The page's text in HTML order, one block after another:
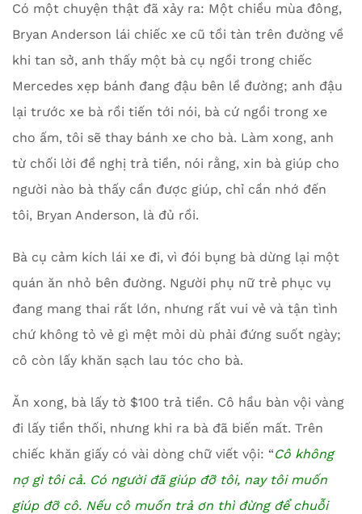
Có một chuyện thật đã xảy ra: Một chiều mùa đông,
Bryan Anderson lái chiếc xe cũ tồi tàn trên đường về
khi tan sở, anh thấy một bà cụ ngồi trong chiếc
Mercedes xẹp bánh đang đậu bên lề đường; anh đậu
lại trước xe bà rồi tiến tới nói, bà cứ ngồi trong xe
cho ấm, tôi sẽ thay bánh xe cho bà. Làm xong, anh
từ chối lời đề nghị trả tiền, nói rằng, xin bà giúp cho
người nào bà thấy cần được giúp, chỉ cần nhớ đến
tôi, Bryan Anderson, là đủ rồi.
Bà cụ cảm kích lái xe đi, vì đói bụng bà dừng lại một
quán ăn nhỏ bên đường. Người phụ nữ trẻ phục vụ
đang mang thai rất lớn, nhưng rất vui vẻ và tận tình
chứ không tỏ vẻ gì mệt mỏi dù phải đứng suốt ngày;
cô còn lấy khăn sạch lau tóc cho bà.
Ăn xong, bà lấy tờ $100 trả tiền. Cô hầu bàn vội vàng
đi lấy tiền thối, nhưng khi ra bà đã biến mất. Trên
chiếc khăn giấy có vài dòng chữ viết vội: “Cô không
nợ gì tôi cả. Có người đã giúp đỡ tôi, nay tôi muốn
giúp đỡ cô. Nếu cô muốn trả ơn thì đừng để chuỗi